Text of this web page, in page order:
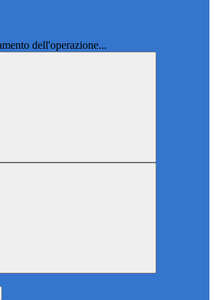
dell'operazione...